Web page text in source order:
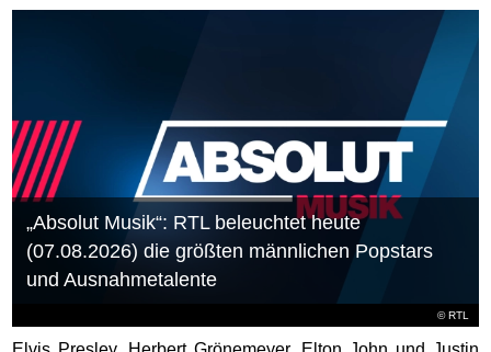
©RTL
„Absolut Musik“: RTL beleuchtet heute
(07.08.2026) die größten männlichen Popstars
und Ausnahmetalente